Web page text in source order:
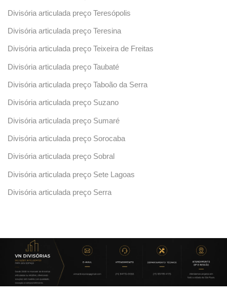
Divisória articulada preço Teresópolis
Divisória articulada preço Teresina
Divisória articulada preço Teixeira de Freitas
Divisória articulada preço Taubaté
Divisória articulada preço Taboão da Serra
Divisória articulada preço Suzano
Divisória articulada preço Sumaré
Divisória articulada preço Sorocaba
Divisória articulada preço Sobral
Divisória articulada preço Sete Lagoas
Divisória articulada preço Serra